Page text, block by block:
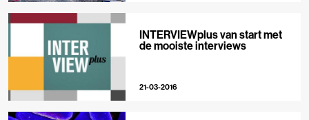
INTERVIEWplus van start met
de mooiste interviews
21-03-2016